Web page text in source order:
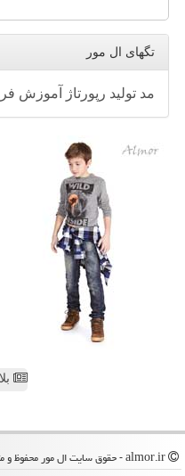
تگهای ال مور
مد تولید رپورتاژ آموزش